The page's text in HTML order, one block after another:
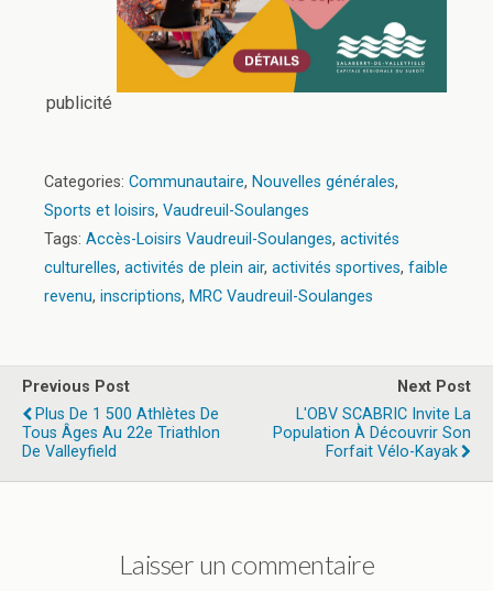
publicité
Categories: Communautaire, Nouvelles générales,
Sports et loisirs, Vaudreuil-Soulanges
Tags: Accès-Loisirs Vaudreuil-Soulanges, activités
culturelles, activités de plein air, activités sportives, faible
revenu, inscriptions, MRC Vaudreuil-Soulanges
Previous Post
Plus De 1 500 Athlètes De
Tous Âges Au 22e Triathlon
De Valleyfield
Next Post
L'OBV SCABRIC Invite La
Population À Découvrir Son
Forfait Vélo-Kayak
Laisser un commentaire